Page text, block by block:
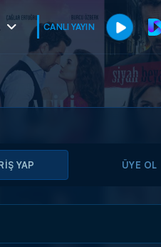
CANLI YAYIN
YAP ÜYE OL